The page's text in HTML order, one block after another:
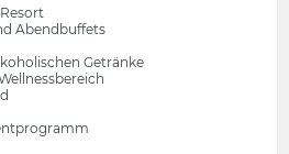
Abendbuffets
Getränke